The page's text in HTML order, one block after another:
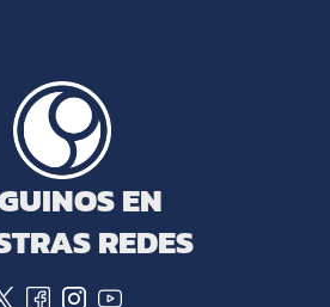
EN
REDES